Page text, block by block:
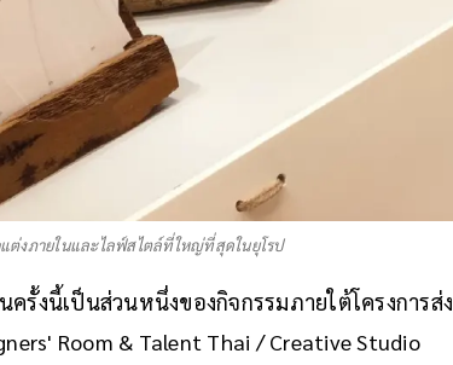
ต่งภายในและไลฟ์สไตล์ที่ใหญ่ที่สุดในยุโรป
ครั้งนี้เป็นส่วนหนึ่งของกิจกรรมภายใต้โครงการส่ง
Room & Talent Thai / Creative Studio